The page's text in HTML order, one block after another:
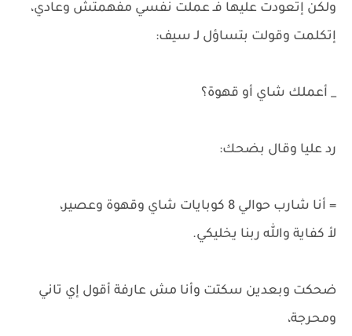
ولكن إتعودت عليها فـ عملت نفسي مفهمتش وعادي،
إتكلمت وقولت بتساؤل لـ سيف:
_ أعملك شاي أو قهوة؟
رد عليا وقال بضحك:
= أنا شارب حوالي 8 كوبايات شاي وقهوة وعصير،
لأ كفاية والله ربنا يخليكي.
ضحكت وبعدين سكتت وأنا مش عارفة أقول إي تاني
ومحرجة،